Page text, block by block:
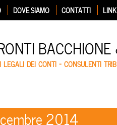
DOVE SIAMO CONTATTI LINK
LEGALI DEI CONTI – CONSULENTI
2014